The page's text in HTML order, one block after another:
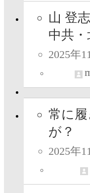
山 登
中共・
2025年
常に
が？
2025年